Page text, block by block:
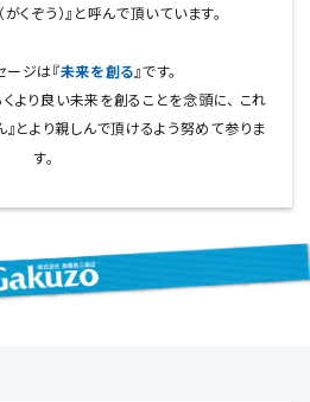
（がくぞう）』と呼んで頂いています。
ージは『未来を創る』です。
より良い未来を創ることを念頭に、 これ
』とより親しんで頂けるよう努めて参りま
す。